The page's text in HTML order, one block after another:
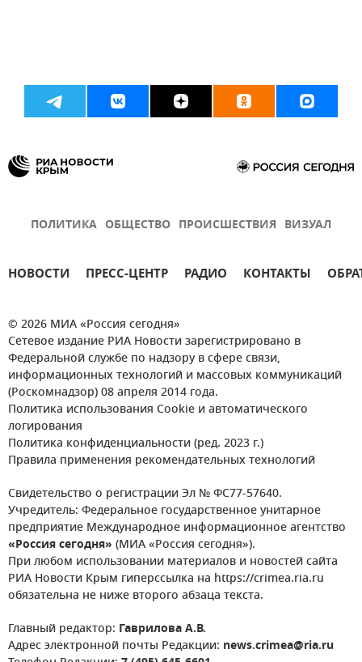
ПОЛИТИКА ОБЩЕСТВО ПРОИСШЕСТВИЯ ВИЗУАЛ
НОВОСТИ ПРЕСС-ЦЕНТР РАДИО КОНТАКТЫ
© 2026 МИА «Россия сегодня»
Сетевое издание РИА Новости зарегистрировано в
Федеральной службе по надзору в сфере связи,
информационных технологий и массовых коммуникаций
(Роскомнадзор) 08 апреля 2014 года.
Политика использования Cookie и автоматического
логирования
Политика конфиденциальности (ред. 2023 г.)
Правила применения рекомендательных технологий
Свидетельство о регистрации Эл № ФС77-57640.
Учредитель: Федеральное государственное унитарное
предприятие Международное информационное агентство
«Россия сегодня» (МИА «Россия сегодня»).
При любом использовании материалов и новостей сайта
РИА Новости Крым гиперссылка на https://crimea.ria.ru
обязательна не ниже второго абзаца текста.
Главный редактор: Гаврилова А.В.
Адрес электронной почты Редакции: news.crimea@ria.ru